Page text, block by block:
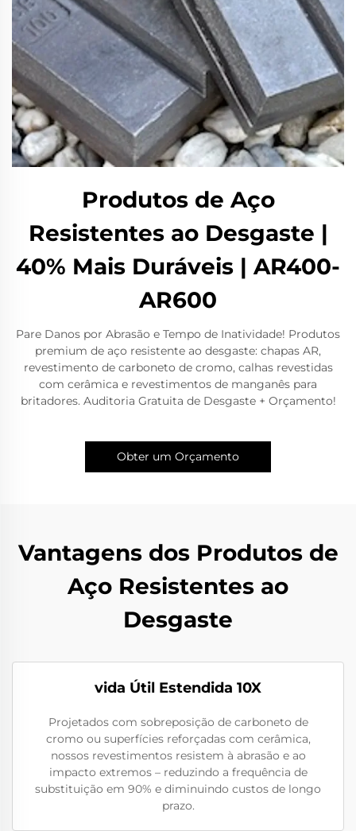
Produtos de Aço
Resistentes ao Desgaste |
40% Mais Duráveis | AR400-
AR600
Pare Danos por Abrasão e Tempo de Inatividade! Produtos
premium de aço resistente ao desgaste: chapas AR,
revestimento de carboneto de cromo, calhas revestidas
com cerâmica e revestimentos de manganês para
britadores. Auditoria Gratuita de Desgaste + Orçamento!
Obter um Orçamento
Vantagens dos Produtos de
Aço Resistentes ao
Desgaste
vida Útil Estendida 10X
Projetados com sobreposição de carboneto de
cromo ou superfícies reforçadas com cerâmica,
nossos revestimentos resistem à abrasão e ao
impacto extremos – reduzindo a frequência de
substituição em 90% e diminuindo custos de longo
prazo.